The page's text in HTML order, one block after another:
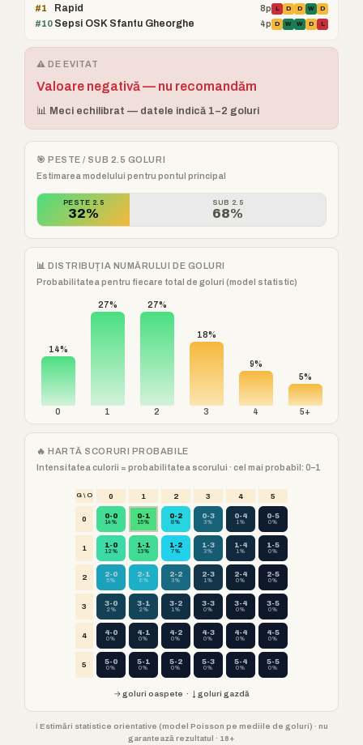
#1 Rapid 8p L D D W D
#10 Sepsi OSK Sfantu Gheorghe 4p D W W D L
⚠️ DE EVITAT
Valoare negativă — nu recomandăm
📊 Meci echilibrat — datele indică 1–2 goluri
🎯 PESTE / SUB 2.5 GOLURI
Estimarea modelului pentru pontul principal
PESTE 2.5
32%
SUB 2.5
68%
📊 DISTRIBUȚIA NUMĂRULUI DE GOLURI
Probabilitatea pentru fiecare total de goluri (model statistic)
14%
0
27%
1
27%
2
18%
3
9%
4
5%
5+
🔥 HARTĂ SCORURI PROBABILE
Intensitatea culorii = probabilitatea scorului · cel mai probabil: 0–1
G \ O 0 1 2 3 4 5
0 0-0
14%
0-1
15%
0-2
8%
0-3
3%
0-4
1%
0-5
0%
1 1-0
12%
1-1
13%
1-2
7%
1-3
3%
1-4
1%
1-5
0%
2 2-0
5%
2-1
6%
2-2
3%
2-3
1%
2-4
0%
2-5
0%
3 3-0
2%
3-1
2%
3-2
1%
3-3
0%
3-4
0%
3-5
0%
4 4-0
0%
4-1
0%
4-2
0%
4-3
0%
4-4
0%
4-5
0%
5 5-0
0%
5-1
0%
5-2
0%
5-3
0%
5-4
0%
5-5
0%
→ goluri oaspete · ↓ goluri gazdă
ℹ️ Estimări statistice orientative (model Poisson pe mediile de goluri) · nu
garantează rezultatul · 18+